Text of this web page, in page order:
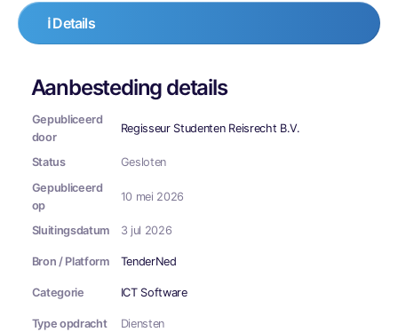
ℹ️ Details
Aanbesteding details
Gepubliceerd
door
Regisseur Studenten Reisrecht B.V.
Status
Gesloten
Gepubliceerd
op
10 mei 2026
Sluitingsdatum 3 jul 2026
Bron / Platform TenderNed
Categorie ICT Software
Type opdracht Diensten